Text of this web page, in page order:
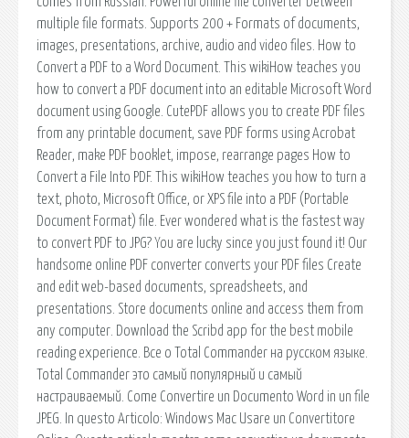
multiple file formats. Supports 200 + Formats of documents,
images, presentations, archive, audio and video files. How to
Convert a PDF to a Word Document. This wikiHow teaches you
how to convert a PDF document into an editable Microsoft Word
document using Google. CutePDF allows you to create PDF files
from any printable document, save PDF forms using Acrobat
Reader, make PDF booklet, impose, rearrange pages How to
Convert a File Into PDF. This wikiHow teaches you how to turn a
text, photo, Microsoft Office, or XPS file into a PDF (Portable
Document Format) file. Ever wondered what is the fastest way
to convert PDF to JPG? You are lucky since you just found it! Our
handsome online PDF converter converts your PDF files Create
and edit web-based documents, spreadsheets, and
presentations. Store documents online and access them from
any computer. Download the Scribd app for the best mobile
reading experience. Все о Total Commander на русском языке.
Total Commander это самый популярный и самый
настраиваемый. Come Convertire un Documento Word in un file
JPEG. In questo Articolo: Windows Mac Usare un Convertitore